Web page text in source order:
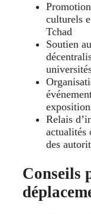
culturels
Tchad
Soutien
Relais
actualités
des
Conseils